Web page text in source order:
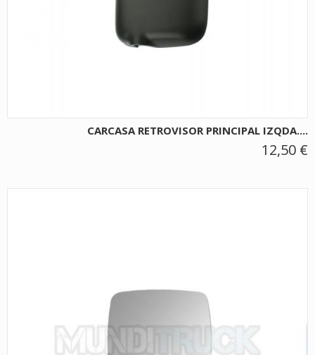
CARCASA RETROVISOR PRINCIPAL IZQDA....
12,50 €